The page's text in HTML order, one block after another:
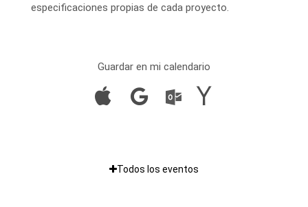
especificaciones propias de cada proyecto.
Guardar en mi calendario
Todos los eventos